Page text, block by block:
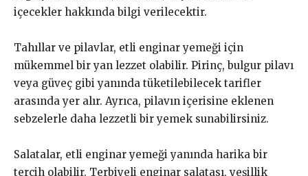
içecekler hakkında bilgi verilecektir.
Tahıllar ve pilavlar, etli enginar yemeği için
mükemmel bir yan lezzet olabilir. Pirinç, bulgur pilavı
veya güveç gibi yanında tüketilebilecek tarifler
arasında yer alır. Ayrıca, pilavın içerisine eklenen
sebzelerle daha lezzetli bir yemek sunabilirsiniz.
Salatalar, etli enginar yemeği yanında harika bir
tercih olabilir. Terbiyeli enginar salatası, yeşillik